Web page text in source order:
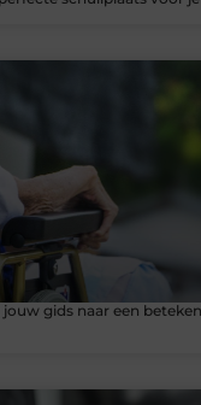
gids naar een